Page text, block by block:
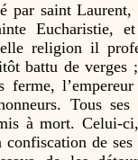
par saint Laurent,
Eucharistie, et
religion il
battu de verges
Tous
à mort. Celui-
de